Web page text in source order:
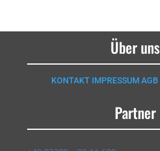
Über uns
KONTAKT IMPRESSUM AGB
Partner